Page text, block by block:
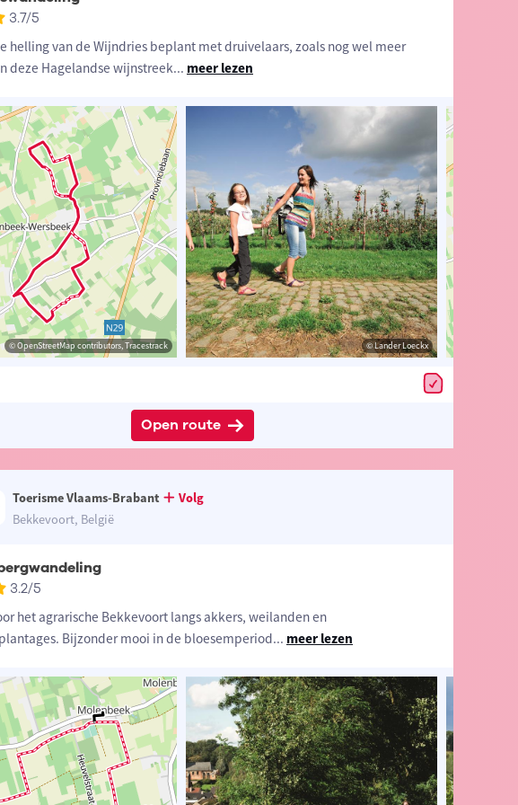
contributors, Tracestrack © Lander Loeckx
3.7/5
helling van de Wijndries beplant met druivelaars, zoals nog wel meer
deze Hagelandse wijnstreek... meer lezen
© OpenStreetMap contributors, Tracestrack © Lander Loeckx
Open route
Toerisme Vlaams-Brabant
Volg
Bekkevoort, België
3.2/5
het agrarische Bekkevoort langs akkers, weilanden en
Bijzonder mooi in de bloesemperiod... meer lezen